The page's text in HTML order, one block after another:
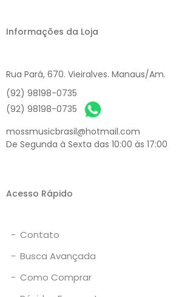
Informações da Loja
Rua Pará, 670. Vieiralves. Manaus/Am.
(92) 98198-0735
(92) 98198-0735
mossmusicbrasil@hotmail.com
De Segunda à Sexta das 10:00 às 17:00
Acesso Rápido
- Contato
- Busca Avançada
- Como Comprar